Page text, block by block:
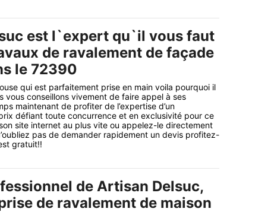
est l`expert qu`il vous faut
de ravalement de façade
le 72390
qui est parfaitement prise en main voila pourquoi il
vous conseillons vivement de faire appel à ses
maintenant de profiter de l’expertise d’un
défiant toute concurrence et en exclusivité pour ce
site internet au plus vite ou appelez-le directement
pas de demander rapidement un devis profitez-
gratuit!!
de Artisan Delsuc,
de ravalement de maison